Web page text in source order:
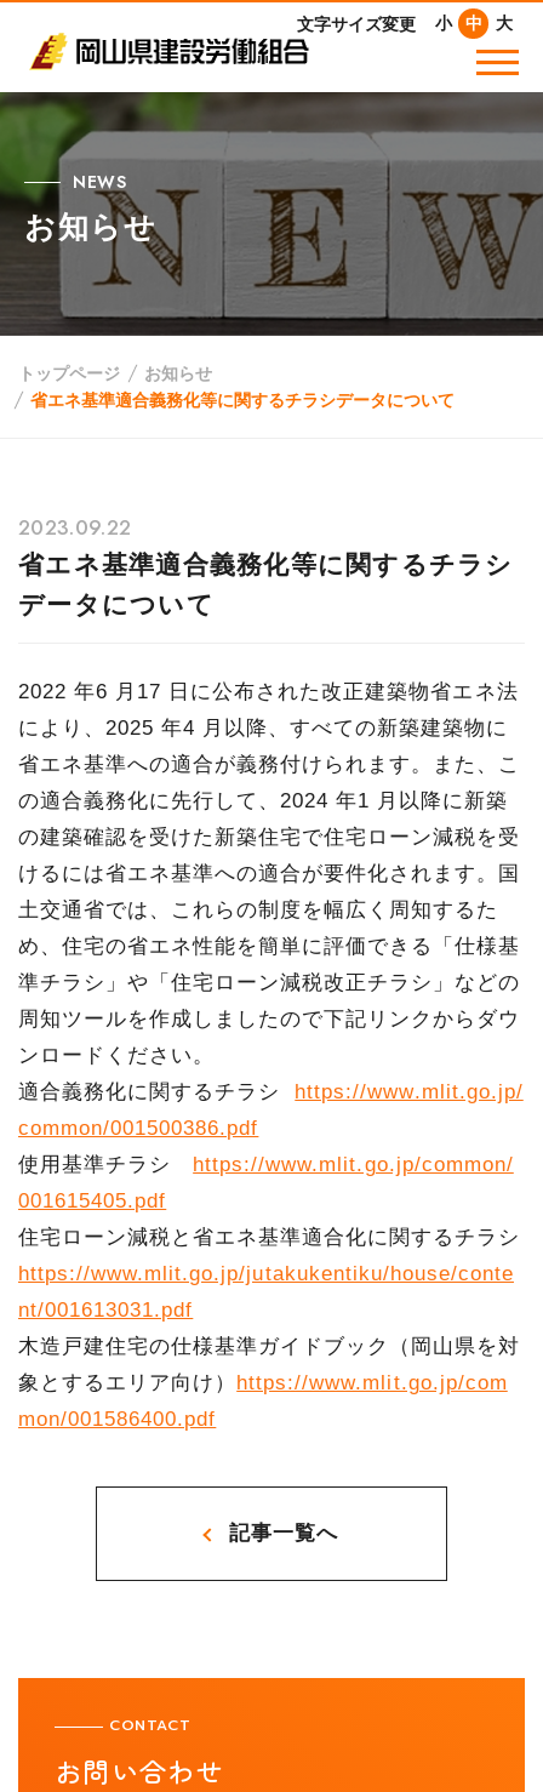
文字サイズ変更 小 中 大
NEWS
お知らせ
トップページ
お知らせ
省エネ基準適合義務化等に関するチラシデータについて
2023.09.22
省エネ基準適合義務化等に関するチラシ
データについて
2022 年6 月17 日に公布された改正建築物省エネ法
により、2025 年4 月以降、すべての新築建築物に
省エネ基準への適合が義務付けられます。また、こ
の適合義務化に先行して、2024 年1 月以降に新築
の建築確認を受けた新築住宅で住宅ローン減税を受
けるには省エネ基準への適合が要件化されます。国
土交通省では、これらの制度を幅広く周知するた
め、住宅の省エネ性能を簡単に評価できる「仕様基
準チラシ」や「住宅ローン減税改正チラシ」などの
周知ツールを作成しましたので下記リンクからダウ
ンロードください。
適合義務化に関するチラシ https://www.mlit.go.jp/
common/001500386.pdf
使用基準チラシ https://www.mlit.go.jp/common/
001615405.pdf
住宅ローン減税と省エネ基準適合化に関するチラシ
https://www.mlit.go.jp/jutakukentiku/house/conte
nt/001613031.pdf
木造戸建住宅の仕様基準ガイドブック（岡山県を対
象とするエリア向け） https://www.mlit.go.jp/com
mon/001586400.pdf
記事一覧へ
CONTACT
お問い合わせ